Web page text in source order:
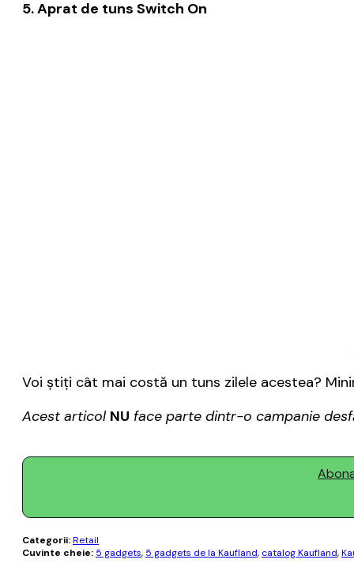
5. Aprat de tuns Switch On
Voi ştiţi cât mai costă un tuns zilele acestea?
Acest articol NU face parte dintr-o campanie
Categorii:Retail
Cuvinte cheie: 5 gadgets, 5 gadgets de la Kaufland, catalog Kaufland,